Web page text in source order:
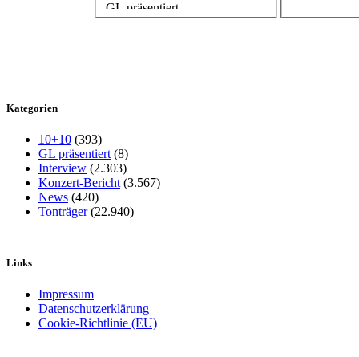
GL präsentiert
Kategorien
10+10 (393)
GL präsentiert (8)
Interview (2.303)
Konzert-Bericht (3.567)
News (420)
Tonträger(22.940)
Links
Impressum
Datenschutzerklärung
Cookie-Richtlinie (EU)